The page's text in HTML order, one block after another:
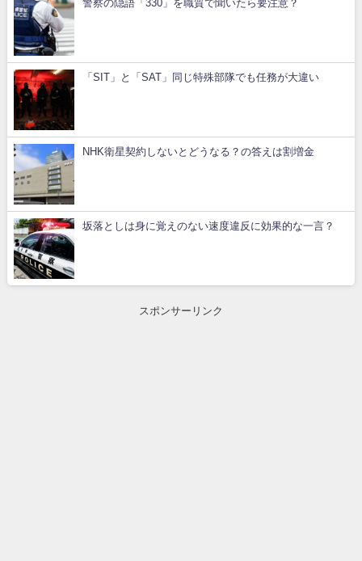
警察の隠語「330」を職質で聞いたら要注意？
「SIT」と「SAT」同じ特殊部隊でも任務が大違い
NHK衛星契約しないとどうなる？の答えは割増金
坂落としは身に覚えのない速度違反に効果的な一言？
スポンサーリンク